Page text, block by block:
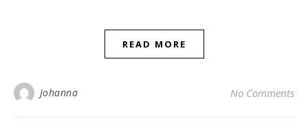
READ MORE
Johanna No Comments